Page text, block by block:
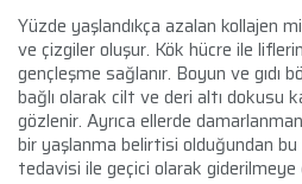
Yüzde yaşlandıkça azalan kollajen
ve çizgiler oluşur. Kök hücre ile
gençleşme sağlanır. Boyun ve gıdı
bağlı olarak cilt ve deri altı dokusu
gözlenir. Ayrıca ellerde
bir yaşlanma belirtisi olduğundan
tedavisi ile geçici olarak giderilmeye